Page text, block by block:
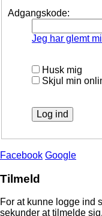
Adgangskode:
Jeg har glemt
Husk mig
Skjul min
Facebook Google
Tilmeld
For at kunne logge ind
sekunder at tilmelde